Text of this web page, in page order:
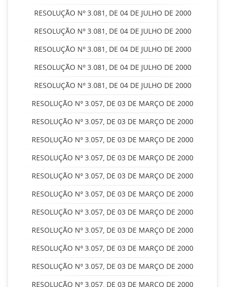
RESOLUÇÃO Nº 3.081, DE 04 DE JULHO DE 2000
RESOLUÇÃO Nº 3.081, DE 04 DE JULHO DE 2000
RESOLUÇÃO Nº 3.081, DE 04 DE JULHO DE 2000
RESOLUÇÃO Nº 3.081, DE 04 DE JULHO DE 2000
RESOLUÇÃO Nº 3.081, DE 04 DE JULHO DE 2000
RESOLUÇÃO Nº 3.057, DE 03 DE MARÇO DE 2000
RESOLUÇÃO Nº 3.057, DE 03 DE MARÇO DE 2000
RESOLUÇÃO Nº 3.057, DE 03 DE MARÇO DE 2000
RESOLUÇÃO Nº 3.057, DE 03 DE MARÇO DE 2000
RESOLUÇÃO Nº 3.057, DE 03 DE MARÇO DE 2000
RESOLUÇÃO Nº 3.057, DE 03 DE MARÇO DE 2000
RESOLUÇÃO Nº 3.057, DE 03 DE MARÇO DE 2000
RESOLUÇÃO Nº 3.057, DE 03 DE MARÇO DE 2000
RESOLUÇÃO Nº 3.057, DE 03 DE MARÇO DE 2000
RESOLUÇÃO Nº 3.057, DE 03 DE MARÇO DE 2000
RESOLUÇÃO Nº 3.057, DE 03 DE MARÇO DE 2000